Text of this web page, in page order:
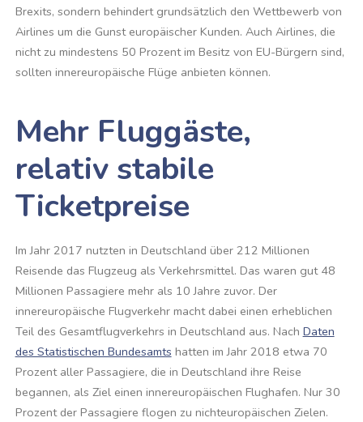
Brexits, sondern behindert grundsätzlich den Wettbewerb von
Airlines um die Gunst europäischer Kunden. Auch Airlines, die
nicht zu mindestens 50 Prozent im Besitz von EU-Bürgern sind,
sollten innereuropäische Flüge anbieten können.
Mehr Fluggäste,
relativ stabile
Ticketpreise
Im Jahr 2017 nutzten in Deutschland über 212 Millionen
Reisende das Flugzeug als Verkehrsmittel. Das waren gut 48
Millionen Passagiere mehr als 10 Jahre zuvor. Der
innereuropäische Flugverkehr macht dabei einen erheblichen
Teil des Gesamtflugverkehrs in Deutschland aus. Nach Daten
des Statistischen Bundesamts hatten im Jahr 2018 etwa 70
Prozent aller Passagiere, die in Deutschland ihre Reise
begannen, als Ziel einen innereuropäischen Flughafen. Nur 30
Prozent der Passagiere flogen zu nichteuropäischen Zielen.